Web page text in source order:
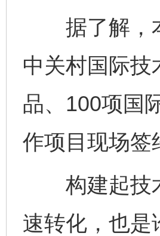
据了解，本
中关村国际
品、100项国
作项目现场签
构建起技术
速转化，也是